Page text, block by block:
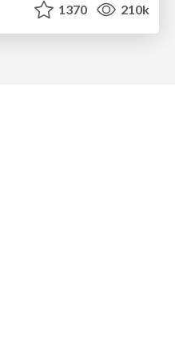
1370 210k